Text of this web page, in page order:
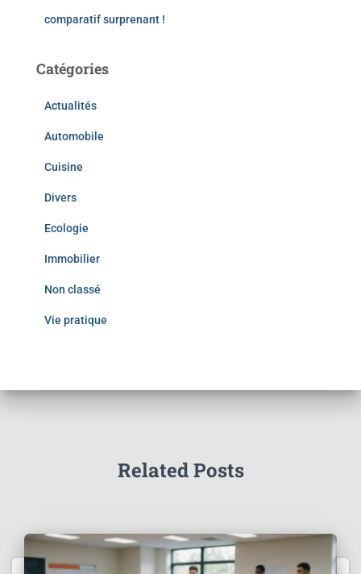
comparatif surprenant !
Catégories
Actualités
Automobile
Cuisine
Divers
Ecologie
Immobilier
Non classé
Vie pratique
Related Posts